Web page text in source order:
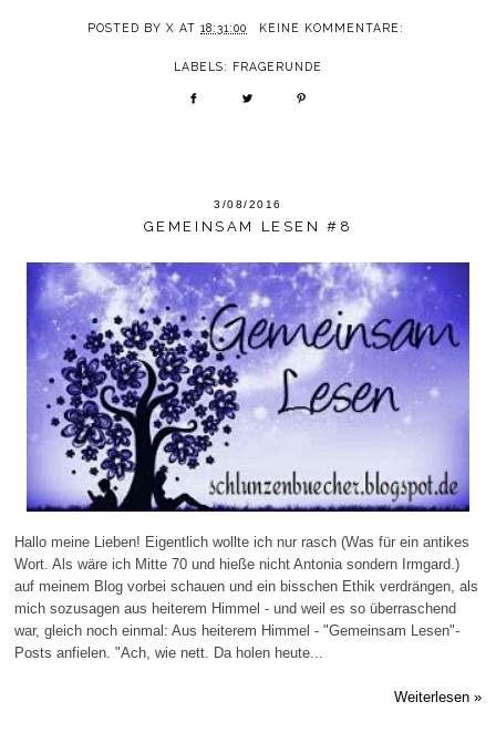
POSTED BY X AT18:31:00 KEINE KOMMENTARE:
LABELS: FRAGERUNDE
3/08/2016
GEMEINSAM LESEN #8
Hallo meine Lieben! Eigentlich wollte ich nur rasch (Was für ein antikes
Wort. Als wäre ich Mitte 70 und hieße nicht Antonia sondern Irmgard.)
auf meinem Blog vorbei schauen und ein bisschen Ethik verdrängen, als
mich sozusagen aus heiterem Himmel - und weil es so überraschend
war, gleich noch einmal: Aus heiterem Himmel - "Gemeinsam Lesen"-
Posts anfielen. "Ach, wie nett. Da holen heute...
Weiterlesen »